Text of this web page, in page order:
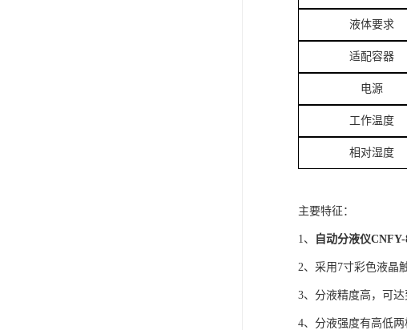
液体要求
适配容器
电源
工作温度
相对湿度
主要特征：
1、 自动分液仪
2、采用7寸彩色液晶
3、分液精度高，可达
4、分液强度有高低两